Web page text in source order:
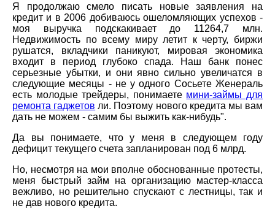
Я продолжаю смело писать новые заявления на
кредит и в 2006 добиваюсь ошеломляющих успехов -
моя выручка подскакивает до 11264,7 млн.
Недвижимость по всему миру летит к черту, биржи
рушатся, вкладчики паникуют, мировая экономика
входит в период глубоко спада. Наш банк понес
серьезные убытки, и они явно сильно увеличатся в
следующие месяцы - не у одного Сосьете Женераль
есть молодые трейдеры, понимаете мини-займы для
ремонта гаджетов ли. Поэтому нового кредита мы вам
дать не можем - самим бы выжить как-нибудь".
Да вы понимаете, что у меня в следующем году
дефицит текущего счета запланирован под 6 млрд.
Но, несмотря на мои вполне обоснованные протесты,
меня быстрый займ на организацию мастер-класса
вежливо, но решительно спускают с лестницы, так и
не дав нового кредита.